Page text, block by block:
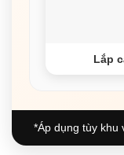
Lắp
*Áp dụng tùy khu